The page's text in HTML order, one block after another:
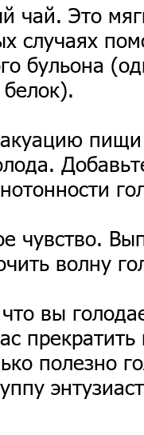
чай. Это
случаях
бульона
чувство.
волну
вы
полезно